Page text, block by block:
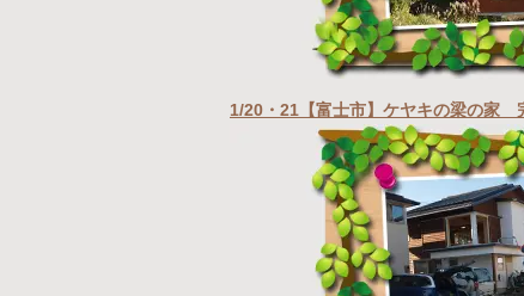
1/20・21【富士市】ケヤキの梁の家